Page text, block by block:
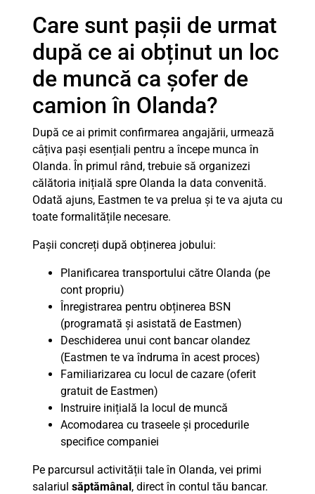
Care sunt pașii de urmat
după ce ai obținut un loc
de muncă ca șofer de
camion în Olanda?
După ce ai primit confirmarea angajării, urmează
câțiva pași esențiali pentru a începe munca în
Olanda. În primul rând, trebuie să organizezi
călătoria inițială spre Olanda la data convenită.
Odată ajuns, Eastmen te va prelua și te va ajuta cu
toate formalitățile necesare.
Pașii concreți după obținerea jobului:
Planificarea transportului către Olanda (pe
cont propriu)
Înregistrarea pentru obținerea BSN
(programată și asistată de Eastmen)
Deschiderea unui cont bancar olandez
(Eastmen te va îndruma în acest proces)
Familiarizarea cu locul de cazare (oferit
gratuit de Eastmen)
Instruire inițială la locul de muncă
Acomodarea cu traseele și procedurile
specifice companiei
Pe parcursul activității tale în Olanda, vei primi
salariul săptămânal, direct în contul tău bancar.